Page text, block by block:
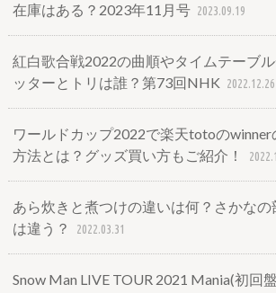
在庫はある？2023年11月号 2023.09.19
紅白歌合戦2022の曲順やタイムテーブ
ッターとトリは誰？第73回NHK 2022.12.26
ワールドカップ2022で楽天totoのwinner
方法とは？グッズ買い方もご紹介！
あら炊きと煮つけの違いは何？さかなの
は違う？
2022.03.31
Snow Man LIVE TOUR 2021 Mania(初回